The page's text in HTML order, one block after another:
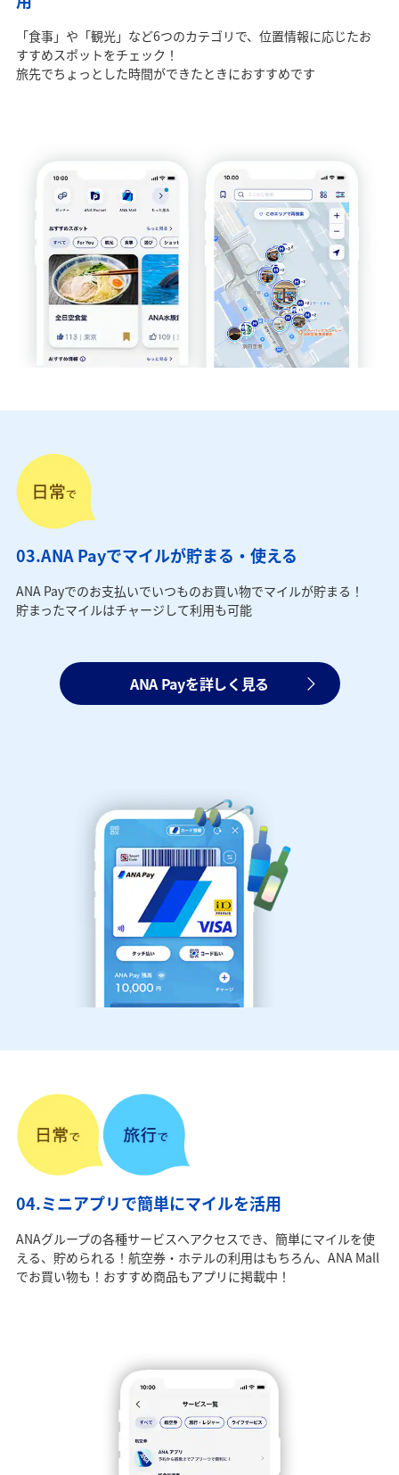
「食事」や「観光」など6つのカテゴリで、位置情報に応じたお
すすめスポットをチェック！
旅先でちょっとした時間ができたときにおすすめです
03.ANA Payでマイルが貯まる・使える
ANA Payでのお支払いでいつものお買い物でマイルが貯まる！
貯まったマイルはチャージして利用も可能
ANA Payを詳しく見る
04.ミニアプリで簡単にマイルを活用
ANAグループの各種サービスへアクセスでき、簡単にマイルを使
える、貯められる！航空券・ホテルの利用はもちろん、ANA Mall
でお買い物も！おすすめ商品もアプリに掲載中！